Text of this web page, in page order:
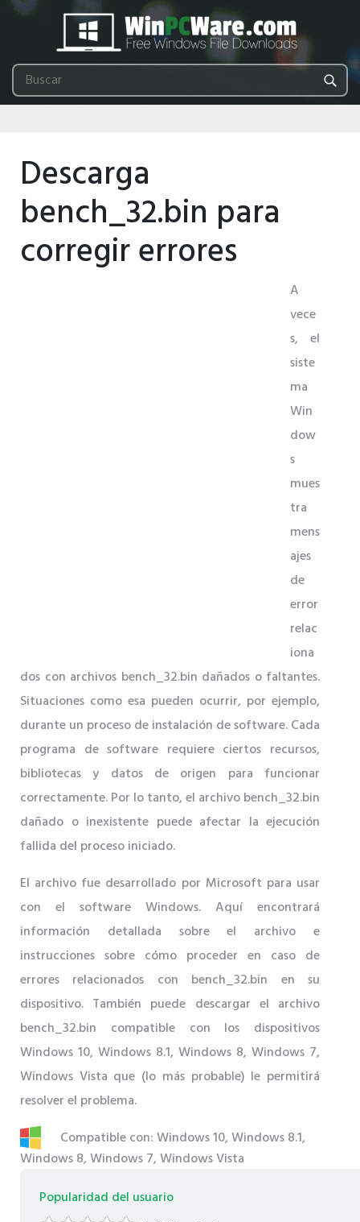
Descarga
bench_32.bin para
corregir errores
A
vece
s, el
siste
ma
Win
dow
s
mues
tra
mens
ajes
de
error
relac
iona
dos con archivos bench_32.bin dañados o faltantes.
Situaciones como esa pueden ocurrir, por ejemplo,
durante un proceso de instalación de software. Cada
programa de software requiere ciertos recursos,
bibliotecas y datos de origen para funcionar
correctamente. Por lo tanto, el archivo bench_32.bin
dañado o inexistente puede afectar la ejecución
fallida del proceso iniciado.
El archivo fue desarrollado por Microsoft para usar
con el software Windows. Aquí encontrará
información detallada sobre el archivo e
instrucciones sobre cómo proceder en caso de
errores relacionados con bench_32.bin en su
dispositivo. También puede descargar el archivo
bench_32.bin compatible con los dispositivos
Windows 10, Windows 8.1, Windows 8, Windows 7,
Windows Vista que (lo más probable) le permitirá
resolver el problema.
Compatible con: Windows 10, Windows 8.1,
Windows 8, Windows 7, Windows Vista
Popularidad del usuario